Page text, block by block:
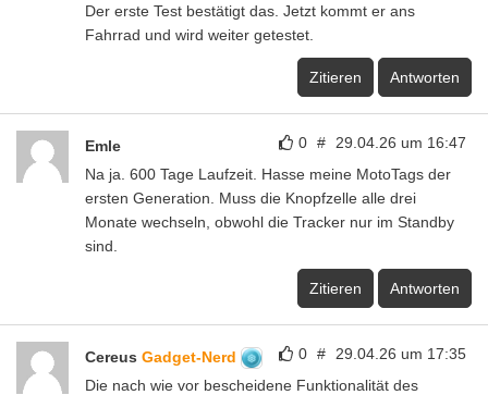
Der erste Test bestätigt das. Jetzt kommt er ans
Fahrrad und wird weiter getestet.
Zitieren Antworten
0 # 29.04.26 um 16:47
Emle
Na ja. 600 Tage Laufzeit. Hasse meine MotoTags der
ersten Generation. Muss die Knopfzelle alle drei
Monate wechseln, obwohl die Tracker nur im Standby
sind.
Zitieren Antworten
0 # 29.04.26 um 17:35
Cereus Gadget-Nerd
Die nach wie vor bescheidene Funktionalität des